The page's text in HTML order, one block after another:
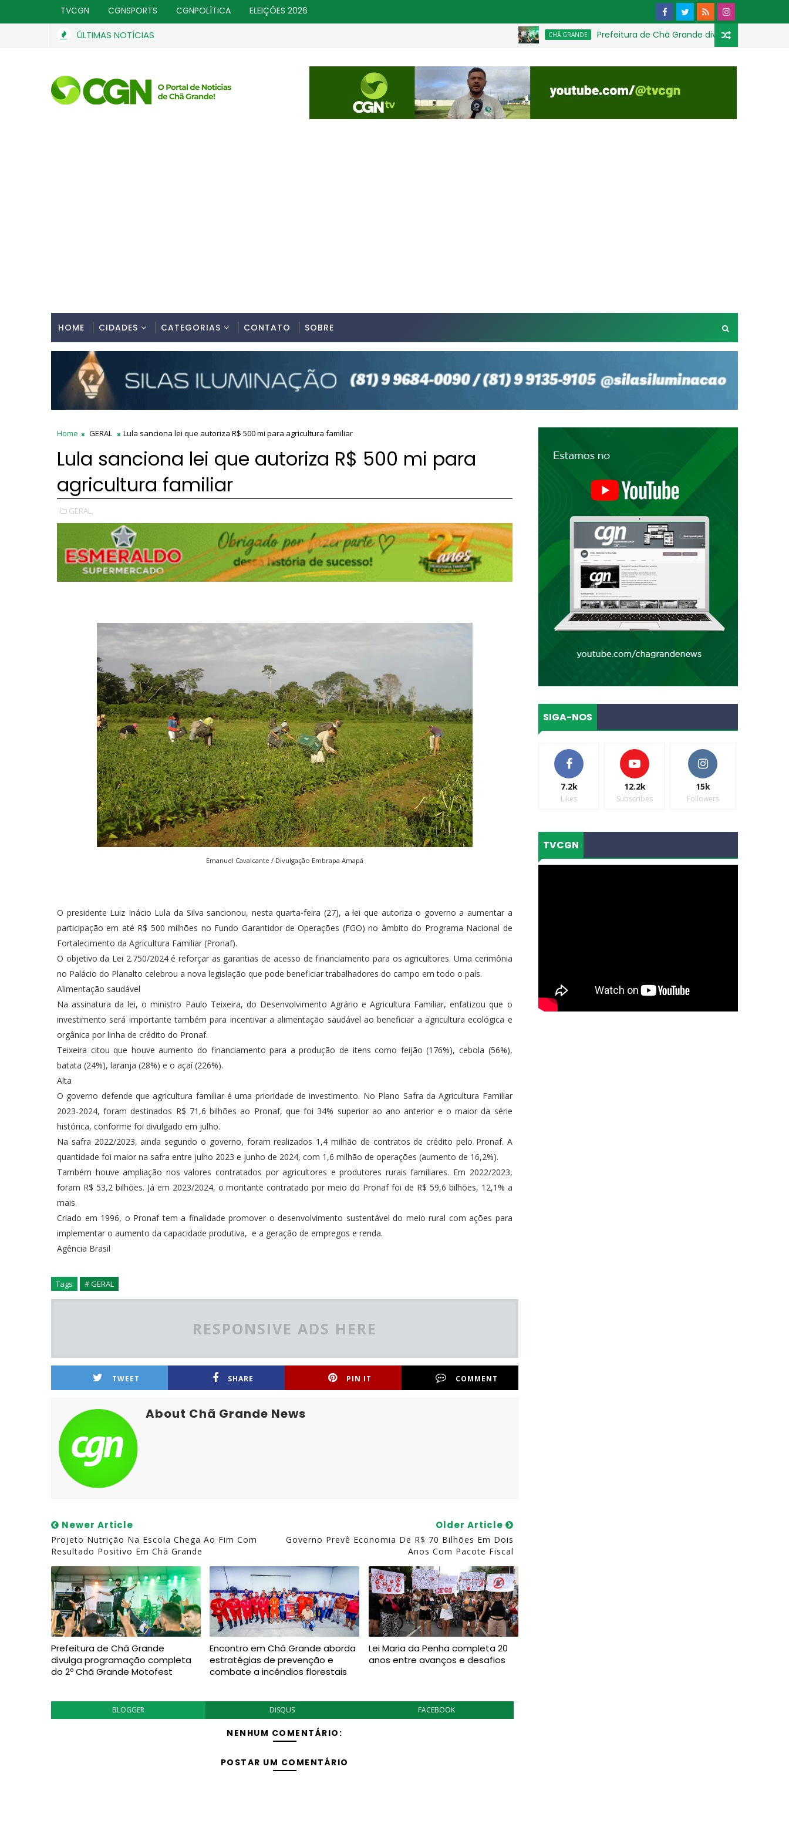
TVCGN CGNSPORTS CGNPOLÍTICA ELEIÇÕES 2026
ÚLTIMAS NOTÍCIAS CHÃ GRANDE Prefeitura de Chã Grande divulga programação
HOME CIDADES CATEGORIAS CONTATO SOBRE
Home GERAL Lula sanciona lei que autoriza R$ 500 mi para agricultura familiar
Lula sanciona lei que autoriza R$ 500 mi para
agricultura familiar
GERAL,
Emanuel Cavalcante / Divulgação Embrapa Amapá
O presidente Luiz Inácio Lula da Silva sancionou, nesta quarta-feira (27), a lei que autoriza o governo a aumentar a
participação em até R$ 500 milhões no Fundo Garantidor de Operações (FGO) no âmbito do Programa Nacional de
Fortalecimento da Agricultura Familiar (Pronaf).
O objetivo da Lei 2.750/2024 é reforçar as garantias de acesso de financiamento para os agricultores. Uma cerimônia
no Palácio do Planalto celebrou a nova legislação que pode beneficiar trabalhadores do campo em todo o país.
Alimentação saudável
Na assinatura da lei, o ministro Paulo Teixeira, do Desenvolvimento Agrário e Agricultura Familiar, enfatizou que o
investimento será importante também para incentivar a alimentação saudável ao beneficiar a agricultura ecológica e
orgânica por linha de crédito do Pronaf.
Teixeira citou que houve aumento do financiamento para a produção de itens como feijão (176%), cebola (56%),
batata (24%), laranja (28%) e o açaí (226%).
Alta
O governo defende que agricultura familiar é uma prioridade de investimento. No Plano Safra da Agricultura Familiar
2023-2024, foram destinados R$ 71,6 bilhões ao Pronaf, que foi 34% superior ao ano anterior e o maior da série
histórica, conforme foi divulgado em julho.
Na safra 2022/2023, ainda segundo o governo, foram realizados 1,4 milhão de contratos de crédito pelo Pronaf. A
quantidade foi maior na safra entre julho 2023 e junho de 2024, com 1,6 milhão de operações (aumento de 16,2%).
Também houve ampliação nos valores contratados por agricultores e produtores rurais familiares. Em 2022/2023,
foram R$ 53,2 bilhões. Já em 2023/2024, o montante contratado por meio do Pronaf foi de R$ 59,6 bilhões, 12,1% a
mais.
Criado em 1996, o Pronaf tem a finalidade promover o desenvolvimento sustentável do meio rural com ações para
implementar o aumento da capacidade produtiva, e a geração de empregos e renda.
Agência Brasil
Tags # GERAL
RESPONSIVE ADS HERE
TWEET SHARE PIN IT COMMENT
About Chã Grande News
Newer Article
Projeto Nutrição Na Escola Chega Ao Fim Com
Resultado Positivo Em Chã Grande
Older Article
Governo Prevê Economia De R$ 70 Bilhões Em Dois
Anos Com Pacote Fiscal
Prefeitura de Chã Grande
divulga programação completa
do 2º Chã Grande Motofest
Encontro em Chã Grande aborda
estratégias de prevenção e
combate a incêndios florestais
Lei Maria da Penha completa 20
anos entre avanços e desafios
BLOGGER DISQUS FACEBOOK
NENHUM COMENTÁRIO:
POSTAR UM COMENTÁRIO
SIGA-NOS
7.2k
Likes
12.2k
Subscribes
15k
Followers
TVCGN